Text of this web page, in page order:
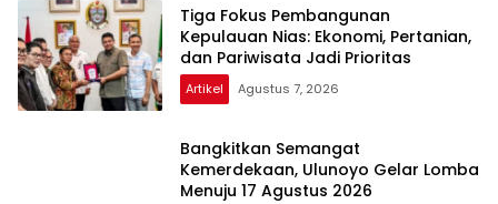
Tiga Fokus Pembangunan
Kepulauan Nias: Ekonomi, Pertanian,
dan Pariwisata Jadi Prioritas
Artikel Agustus 7, 2026
Bangkitkan Semangat
Kemerdekaan, Ulunoyo Gelar Lomba
Menuju 17 Agustus 2026